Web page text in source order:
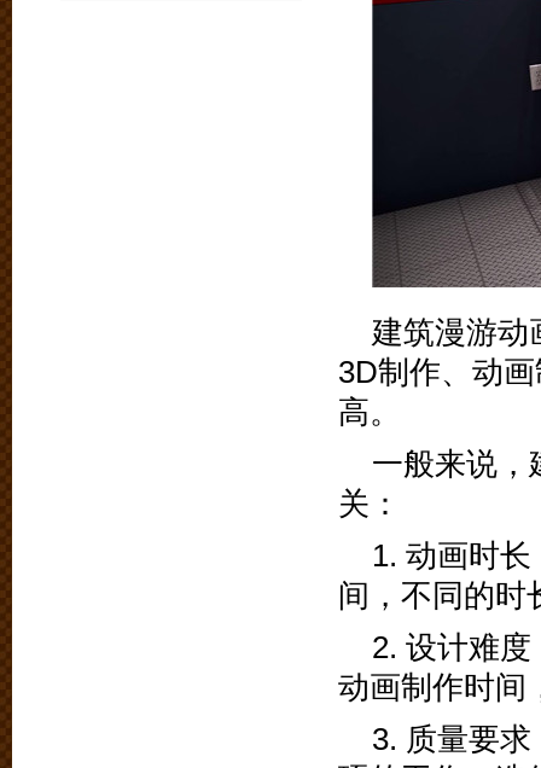
建筑漫游动
3D制作、动
高。
一般来说，
关：
1. 动画时
间，不同的时
2. 设计难
动画制作时间
3. 质量要